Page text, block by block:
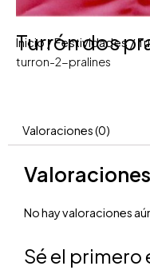
Inicio/Festividades/
Turrón dos
turron-2-pralines
Valoraciones (0)
Valoraciones
No hay valoraciones
Sé el primero